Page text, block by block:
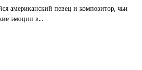
американский певец и композитор, чьи
эмоции в…